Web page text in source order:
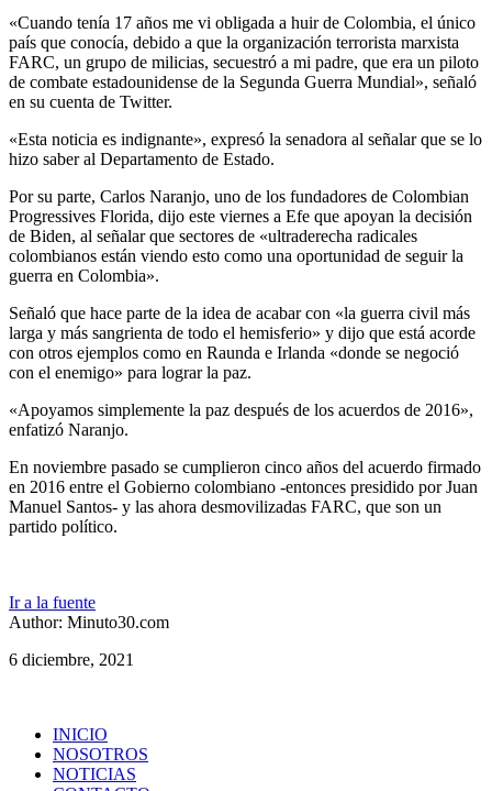
«Cuando tenía 17 años me vi obligada a huir de Colombia, el único
país que conocía, debido a que la organización terrorista marxista
FARC, un grupo de milicias, secuestró a mi padre, que era un piloto
de combate estadounidense de la Segunda Guerra Mundial», señaló
en su cuenta de Twitter.
«Esta noticia es indignante», expresó la senadora al señalar que se lo
hizo saber al Departamento de Estado.
Por su parte, Carlos Naranjo, uno de los fundadores de Colombian
Progressives Florida, dijo este viernes a Efe que apoyan la decisión
de Biden, al señalar que sectores de «ultraderecha radicales
colombianos están viendo esto como una oportunidad de seguir la
guerra en Colombia».
Señaló que hace parte de la idea de acabar con «la guerra civil más
larga y más sangrienta de todo el hemisferio» y dijo que está acorde
con otros ejemplos como en Raunda e Irlanda «donde se negoció
con el enemigo» para lograr la paz.
«Apoyamos simplemente la paz después de los acuerdos de 2016»,
enfatizó Naranjo.
En noviembre pasado se cumplieron cinco años del acuerdo firmado
en 2016 entre el Gobierno colombiano -entonces presidido por Juan
Manuel Santos- y las ahora desmovilizadas FARC, que son un
partido político.
Ir a la fuente
Author: Minuto30.com
6 diciembre, 2021
INICIO
NOSOTROS
NOTICIAS